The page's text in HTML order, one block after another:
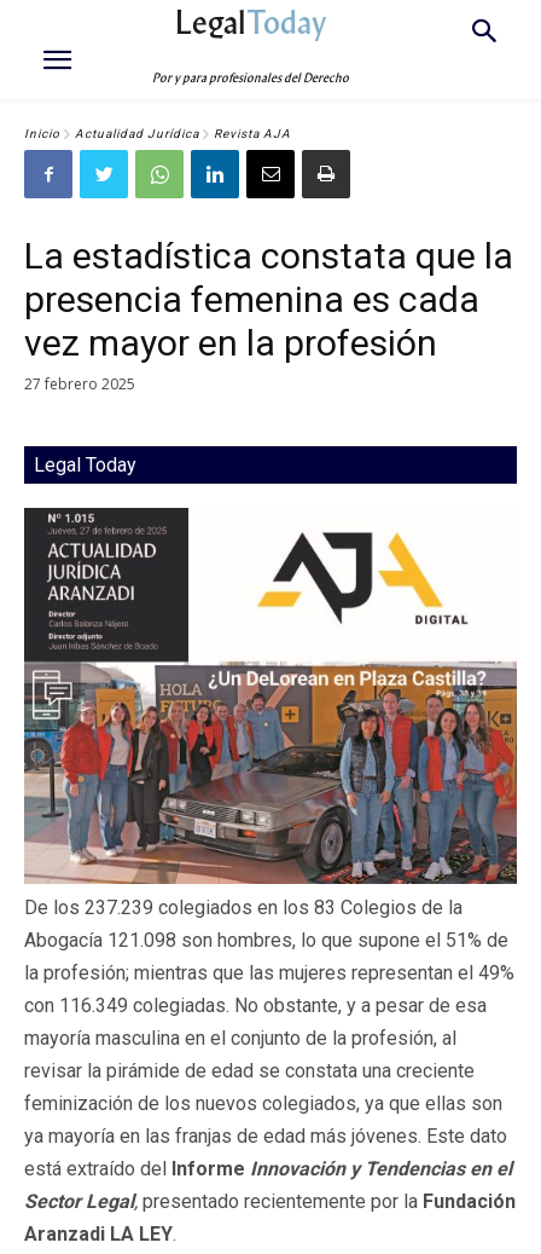
LegalToday
Por y para profesionales del Derecho
Inicio Actualidad Jurídica Revista AJA
La estadística constata que la
presencia femenina es cada
vez mayor en la profesión
27 febrero 2025
Legal Today
De los 237.239 colegiados en los 83 Colegios de la
Abogacía 121.098 son hombres, lo que supone el 51% de
la profesión; mientras que las mujeres representan el 49%
con 116.349 colegiadas. No obstante, y a pesar de esa
mayoría masculina en el conjunto de la profesión, al
revisar la pirámide de edad se constata una creciente
feminización de los nuevos colegiados, ya que ellas son
ya mayoría en las franjas de edad más jóvenes. Este dato
está extraído del Informe Innovación y Tendencias en el
Sector Legal, presentado recientemente por la Fundación
Aranzadi LA LEY.